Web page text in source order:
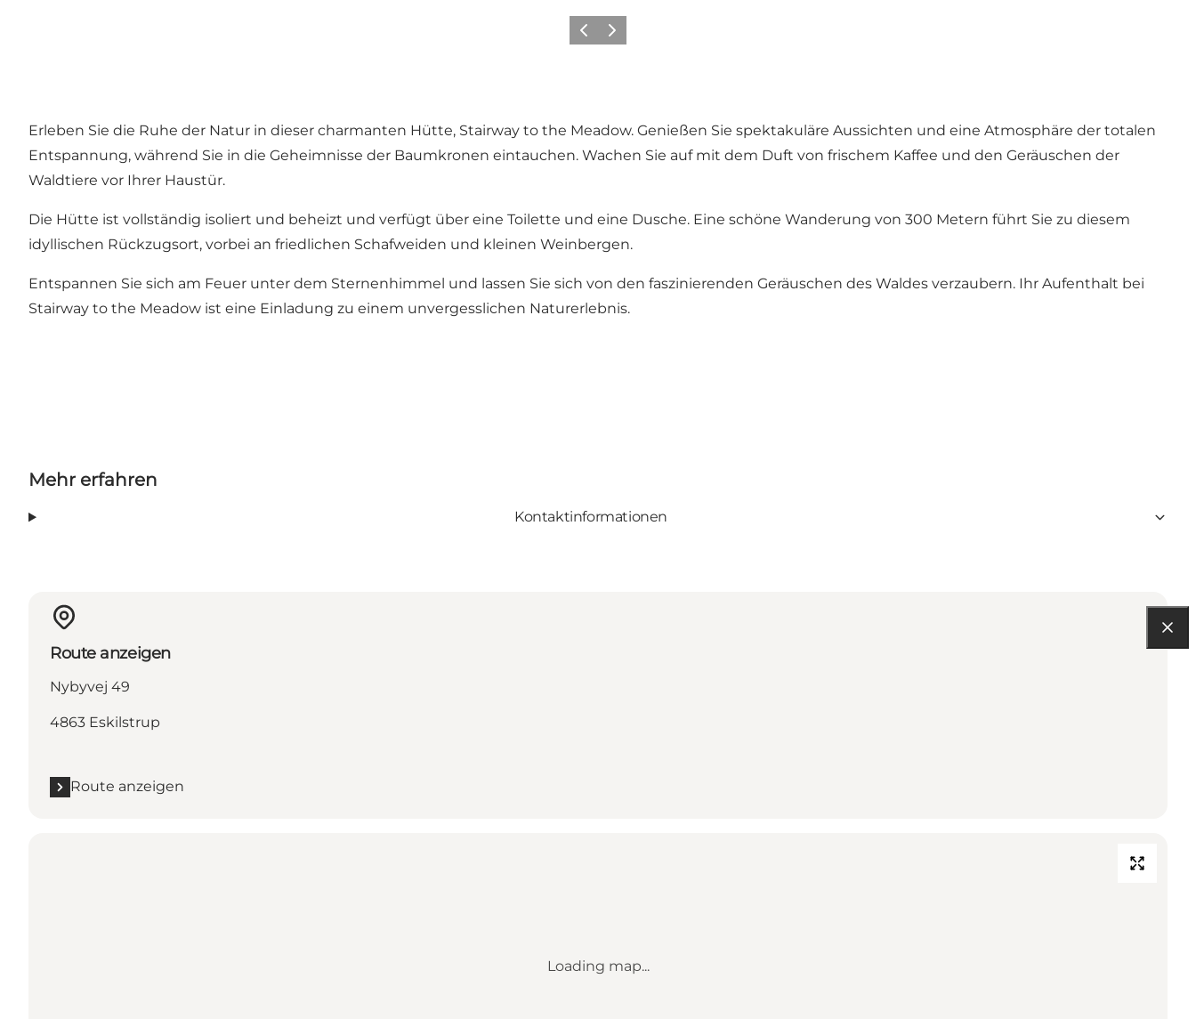
ZurückWeiter
Erleben Sie die Ruhe der Natur in dieser charmanten Hütte, Stairway to the Meadow. Genießen Sie spektakuläre Aussichten und eine Atmosphäre der totalen
Entspannung, während Sie in die Geheimnisse der Baumkronen eintauchen. Wachen Sie auf mit dem Duft von frischem Kaffee und den Geräuschen der
Waldtiere vor Ihrer Haustür.
Die Hütte ist vollständig isoliert und beheizt und verfügt über eine Toilette und eine Dusche. Eine schöne Wanderung von 300 Metern führt Sie zu diesem
idyllischen Rückzugsort, vorbei an friedlichen Schafweiden und kleinen Weinbergen.
Entspannen Sie sich am Feuer unter dem Sternenhimmel und lassen Sie sich von den faszinierenden Geräuschen des Waldes verzaubern. Ihr Aufenthalt bei
Stairway to the Meadow ist eine Einladung zu einem unvergesslichen Naturerlebnis.
Mehr erfahren
Kontaktinformationen
Route anzeigen
Nybyvej 49
4863 Eskilstrup
Route anzeigen
Loading map...